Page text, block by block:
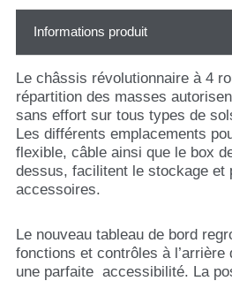
Informations produit
Le châssis révolutionnaire à 4
répartition des masses
sans effort sur tous types de
Les différents emplacements
flexible, câble ainsi que le box
dessus, facilitent le stockage et
accessoires.
Le nouveau tableau de bord
fonctions et contrôles à l’arrière
une parfaite accessibilité. La